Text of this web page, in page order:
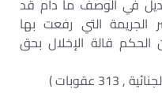
في الوصف ما دام قد
الجريمة التي رفعت بها
قالة الإخلال بحق